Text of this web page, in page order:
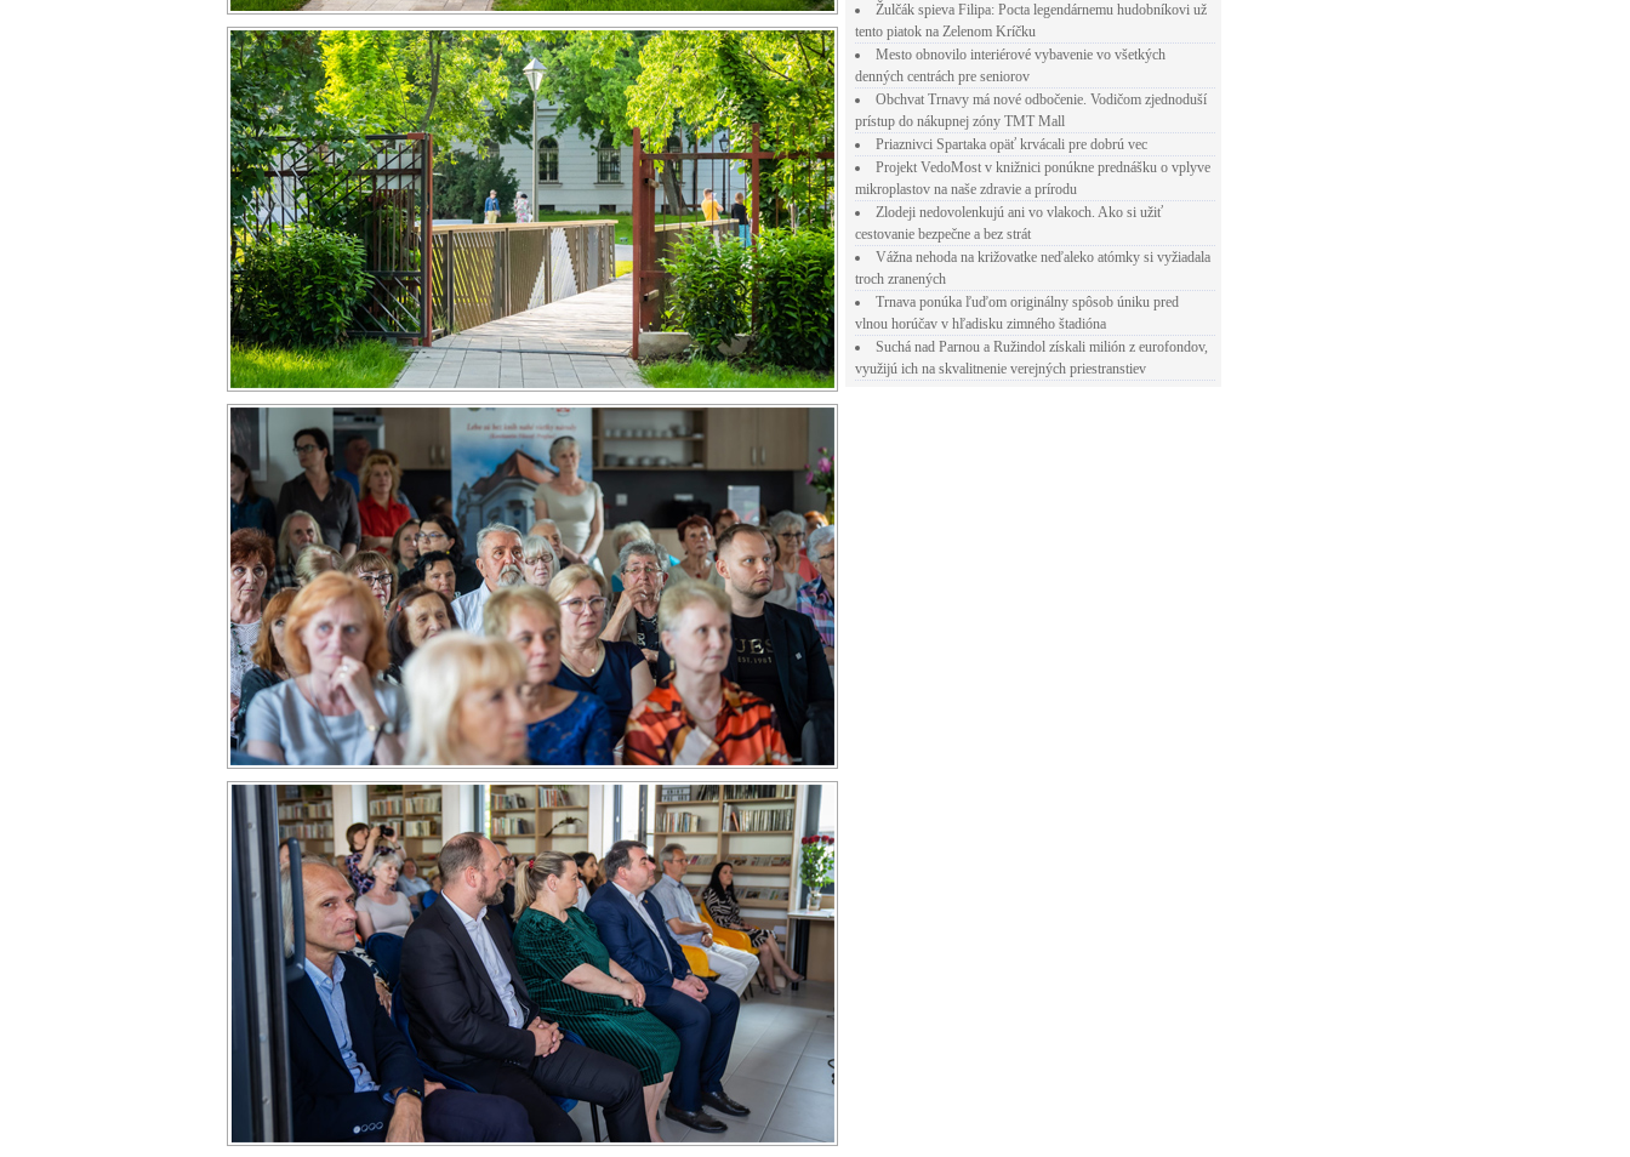
FOTO: TTSK
Zdieľajte článok:
X Facebook WhatsApp E-mail
ARCHÍVNE ČLÁNKY:
V záhrade Knižnice Juraja Fándlyho v Trnave vznikne moderná letná čitáreň
V revitalizovanej záhrade knižnice dokončili letnú čitáreň, od novembra spustia nový
evidenčný systém
Záhradnú čitáreň v knižnici slávnostne sprístupnia v pondelok 29. mája
Krylov odkaz zaznie z Knižnice Juraja Fándlyho
Literatúra bez hraníc v záhrade Knižnice J. Fándlyho
REDAKCIA30. mája 2023 7:50. Článok je zaradený do rubriky:Aktuálne,
Spoločnosť ,Trnava RSS 2.0 . Both comments and pings are currently closed.
Žulčák spieva Filipa: Pocta legendárnemu hudobníkovi už
tento piatok na Zelenom Kríčku
Mesto obnovilo interiérové vybavenie vo všetkých
denných centrách pre seniorov
Obchvat Trnavy má nové odbočenie. Vodičom zjednoduší
prístup do nákupnej zóny TMT Mall
Priaznivci Spartaka opäť krvácali pre dobrú vec
Projekt VedoMost v knižnici ponúkne prednášku o vplyve
mikroplastov na naše zdravie a prírodu
Zlodeji nedovolenkujú ani vo vlakoch. Ako si užiť
cestovanie bezpečne a bez strát
Vážna nehoda na križovatke neďaleko atómky si vyžiadala
troch zranených
Trnava ponúka ľuďom originálny spôsob úniku pred
vlnou horúčav v hľadisku zimného štadióna
Suchá nad Parnou a Ružindol získali milión z eurofondov,
využijú ich na skvalitnenie verejných priestranstiev